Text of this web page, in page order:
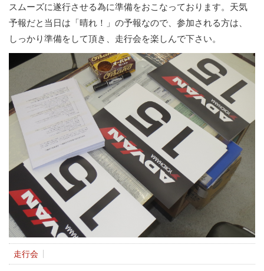
スムーズに遂行させる為に準備をおこなっております。天気
予報だと当日は「晴れ！」の予報なので、参加される方は、
しっかり準備をして頂き、走行会を楽しんで下さい。
走行会